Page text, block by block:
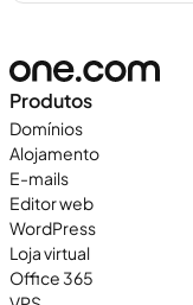
Produtos
Domínios
Alojamento
E-mails
Editor web
WordPress
Loja virtual
Office 365